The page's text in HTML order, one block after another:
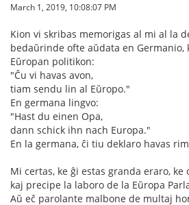
March 1, 2019, 10:08:07 PM
Kion vi skribas memorigas al mi al la
bedaŭrinde ofte aŭdata en Germanio,
Eŭropan politikon:
"Ĉu vi havas avon,
tiam sendu lin al Eŭropo."
En germana lingvo:
"Hast du einen Opa,
dann schick ihn nach Europa."
En la germana, ĉi tiu deklaro havas
Mi certas, ke ĝi estas granda eraro,
kaj precipe la laboro de la Eŭropa
Aŭ eĉ parolante malbone de multaj